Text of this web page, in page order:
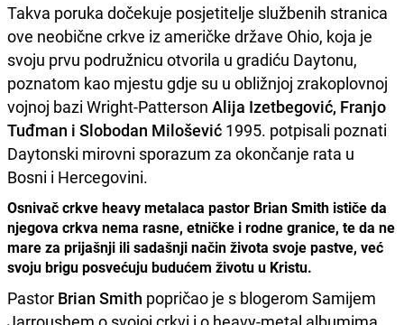
Takva poruka dočekuje posjetitelje službenih stranica
ove neobične crkve iz američke države Ohio, koja je
svoju prvu podružnicu otvorila u gradiću Daytonu,
poznatom kao mjestu gdje su u obližnjoj zrakoplovnoj
vojnoj bazi Wright-Patterson Alija Izetbegović, Franjo
Tuđman i Slobodan Milošević 1995. potpisali poznati
Daytonski mirovni sporazum za okončanje rata u
Bosni i Hercegovini.
Osnivač crkve heavy metalaca pastor Brian Smith ističe da
njegova crkva nema rasne, etničke i rodne granice, te da ne
mare za prijašnji ili sadašnji način života svoje pastve, već
svoju brigu posvećuju budućem životu u Kristu.
Pastor Brian Smith popričao je s blogerom Samijem